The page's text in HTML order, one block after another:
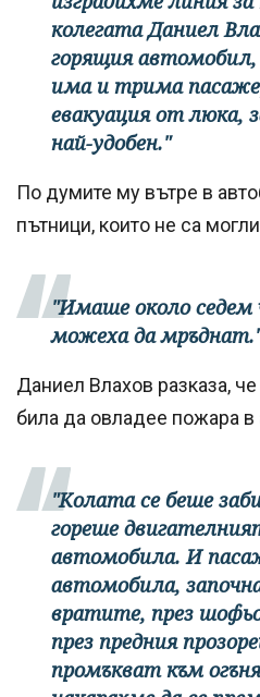
колегата Даниел
горящия автомобил,
има и трима
евакуация от люка,
най-удобен."
По думите му вътре в
пътници, които не са
"Имаше около седем
можеха да
Даниел Влахов разказа,
била да овладее пожара в
"Колата се беше
гореше
автомобила. И
автомобила,
вратите, през
през предния
промъкват към